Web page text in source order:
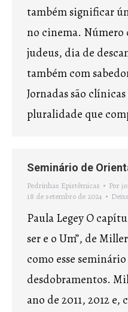
também significar
no cinema. Número
judeus, dia de
também com
Jornadas são
pluralidade que
Seminário de
Pedrinhas Epistêmicas Por
18 de setembro de 2024
Paula Legey O
ser e o Um”, de
como esse
desdobramentos.
ano de 2011, 2012